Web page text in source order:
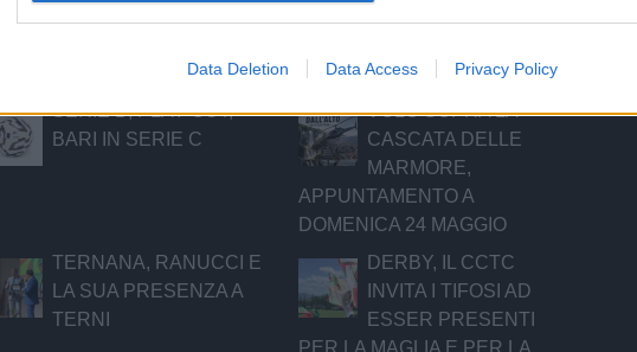
Data Deletion Data Access Privacy Policy
SERIE B, PLAY OUT,
BARI IN SERIE C
VOLO SOPRA LA
CASCATA DELLE
MARMORE,
APPUNTAMENTO A
DOMENICA 24 MAGGIO
TERNANA, RANUCCI E
LA SUA PRESENZA A
TERNI
DERBY, IL CCTC
INVITA I TIFOSI AD
ESSER PRESENTI